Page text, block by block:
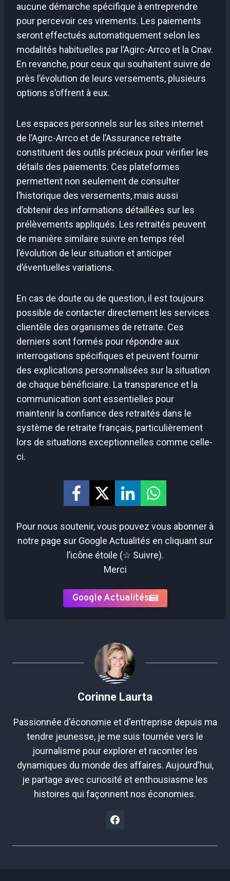
aucune démarche spécifique à entreprendre
pour percevoir ces virements. Les paiements
seront effectués automatiquement selon les
modalités habituelles par l’Agirc-Arrco et la Cnav.
En revanche, pour ceux qui souhaitent suivre de
près l’évolution de leurs versements, plusieurs
options s’offrent à eux.
Les espaces personnels sur les sites internet
de l’Agirc-Arrco et de l’Assurance retraite
constituent des outils précieux pour vérifier les
détails des paiements. Ces plateformes
permettent non seulement de consulter
l’historique des versements, mais aussi
d’obtenir des informations détaillées sur les
prélèvements appliqués. Les retraités peuvent
de manière similaire suivre en temps réel
l’évolution de leur situation et anticiper
d’éventuelles variations.
En cas de doute ou de question, il est toujours
possible de contacter directement les services
clientèle des organismes de retraite. Ces
derniers sont formés pour répondre aux
interrogations spécifiques et peuvent fournir
des explications personnalisées sur la situation
de chaque bénéficiaire. La transparence et la
communication sont essentielles pour
maintenir la confiance des retraités dans le
système de retraite français, particulièrement
lors de situations exceptionnelles comme celle-
ci.
Pour nous soutenir, vous pouvez vous abonner à
notre page sur Google Actualités en cliquant sur
l’icône étoile (☆ Suivre).
Merci
Google Actualités
Corinne Laurta
Passionnée d'économie et d'entreprise depuis ma
tendre jeunesse, je me suis tournée vers le
journalisme pour explorer et raconter les
dynamiques du monde des affaires. Aujourd'hui,
je partage avec curiosité et enthousiasme les
histoires qui façonnent nos économies.